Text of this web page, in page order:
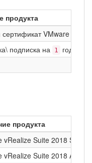
продукта
сертификат VMware
подписка на 1 год
продукта
vRealize Suite 2018
vRealize Suite 2018